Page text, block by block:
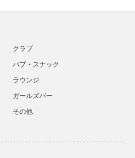
クラブ
パブ・スナック
ラウンジ
ガールズバー
その他